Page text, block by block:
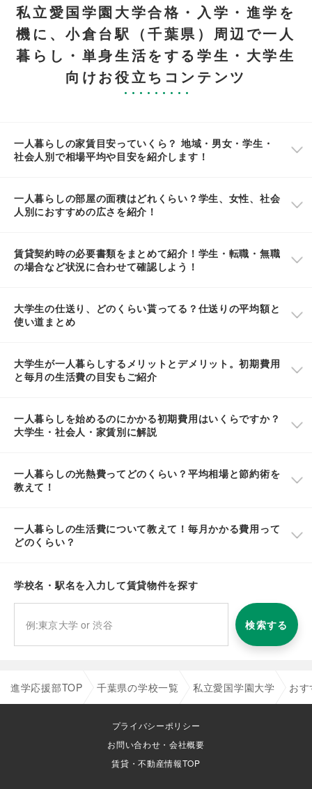
私立愛国学園大学合格・入学・進学を
機に、小倉台駅（千葉県）周辺で一人
暮らし・単身生活をする学生・大学生
向けお役立ちコンテンツ
一人暮らしの家賃目安っていくら？ 地域・男女・学生・
社会人別で相場平均や目安を紹介します！
一人暮らしの部屋の面積はどれくらい？学生、女性、社会
人別におすすめの広さを紹介！
賃貸契約時の必要書類をまとめて紹介！学生・転職・無職
の場合など状況に合わせて確認しよう！
大学生の仕送り、どのくらい貰ってる？仕送りの平均額と
使い道まとめ
大学生が一人暮らしするメリットとデメリット。初期費用
と毎月の生活費の目安もご紹介
一人暮らしを始めるのにかかる初期費用はいくらですか？
大学生・社会人・家賃別に解説
一人暮らしの光熱費ってどのくらい？平均相場と節約術を
教えて！
一人暮らしの生活費について教えて！毎月かかる費用って
どのくらい？
学校名・駅名を入力して賃貸物件を探す
検索する
進学応援部TOP 千葉県の学校一覧 私立愛国学園大学 お
プライバシーポリシー
お問い合わせ・会社概要
賃貸・不動産情報TOP